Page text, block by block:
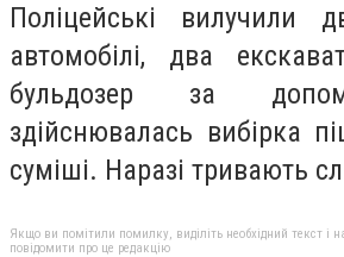
Поліцейські вилучили
автомобілі, два
бульдозер за
здійснювалась вибірка
суміші. Наразі тривають
Якщо ви помітили помилку, виділіть необхідний текст і
повідомити про це редакцію